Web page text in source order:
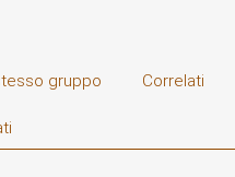
gruppo Correlati